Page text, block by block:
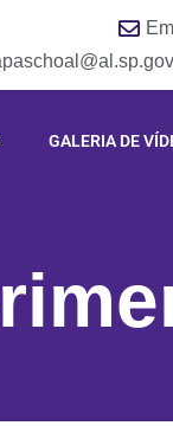
GALERIA DE